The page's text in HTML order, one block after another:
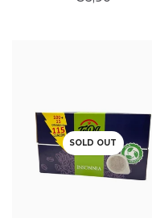
SOLD OUT